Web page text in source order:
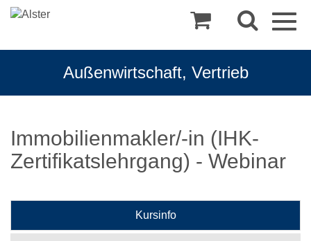
Außenwirtschaft, Vertrieb
Immobilienmakler/-in (IHK-
Zertifikatslehrgang) - Webinar
Kursinfo